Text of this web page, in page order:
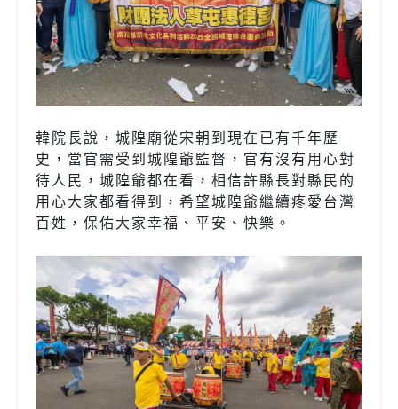
韓院長說，城隍廟從宋朝到現在已有千年歷
史，當官需受到城隍爺監督，官有沒有用心對
待人民，城隍爺都在看，相信許縣長對縣民的
用心大家都看得到，希望城隍爺繼續疼愛台灣
百姓，保佑大家幸福、平安、快樂。